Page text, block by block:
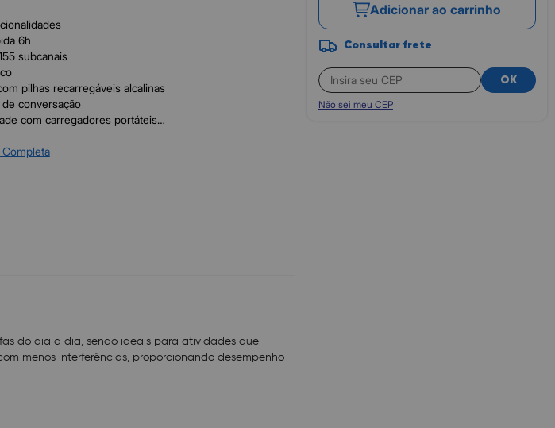
Adicionar ao carrinho
Consultar frete
OK
Não sei meu CEP
6h
subcanais
pilhas recarregáveis alcalinas
conversação
com carregadores portáteis
(incluindo bateria): 142 g
portátil: A 172mm x L 55mm x P 30 mm
do dia a dia, sendo ideais para atividades que
menos interferências, proporcionando desempenho